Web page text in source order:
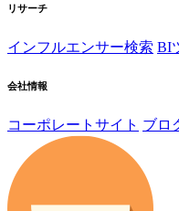
リサーチ
インフルエンサー検索 BI
会社情報
コーポレートサイト ブロ